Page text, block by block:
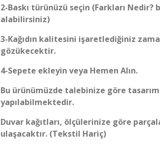
2-Baskı türünüzü seçin (Farkları
alabilirsiniz)
3-Kağıdın kalitesini işaretlediğiniz
gözükecektir.
4-Sepete ekleyin veya Hemen Alın.
Bu ürünümüzde talebinize göre
yapılabilmektedir.
Duvar kağıtları, ölçülerinize göre
ulaşacaktır. (Tekstil Hariç)